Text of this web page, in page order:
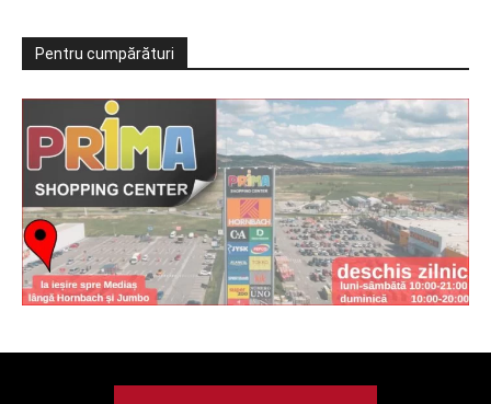
Pentru cumpărături